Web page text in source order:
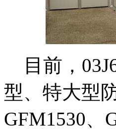
目前，
型、特大型
GFM1530、